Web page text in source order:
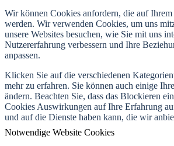
Wir können Cookies anfordern, die auf Ihrem
werden. Wir verwenden Cookies, um uns
unsere Websites besuchen, wie Sie mit uns
Nutzererfahrung verbessern und Ihre
anpassen.
Klicken Sie auf die verschiedenen
mehr zu erfahren. Sie können auch einige
ändern. Beachten Sie, dass das Blockieren
Cookies Auswirkungen auf Ihre Erfahrung
und auf die Dienste haben kann, die wir
Notwendige Website Cookies